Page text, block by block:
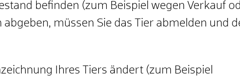
befinden (zum Beispiel wegen Verkauf
müssen Sie das Tier abmelden und
Ihres Tiers ändert (zum Beispiel